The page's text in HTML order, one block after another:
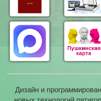
Дизайн и